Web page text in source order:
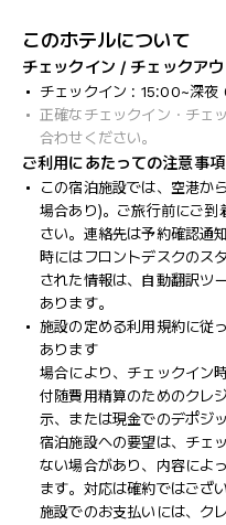
このホテルについて
チェックイン / チェックアウ
チェックイン : 15:00~深
正確なチェックイン・チェ
合わせください。
ご利用にあたっての注意事項
この宿泊施設では、空港か
場合あり)。ご旅行前にご到
さい。連絡先は予約確認通
時にはフロントデスクのス
された情報は、自動翻訳ツ
あります。
施設の定める利用規約に従
あります
場合により、チェックイン
付随費用精算のためのクレ
示、または現金でのデポジ
宿泊施設への要望は、チェ
ない場合があり、内容によ
ます。対応は確約ではござ
施設でのお支払いには、ク